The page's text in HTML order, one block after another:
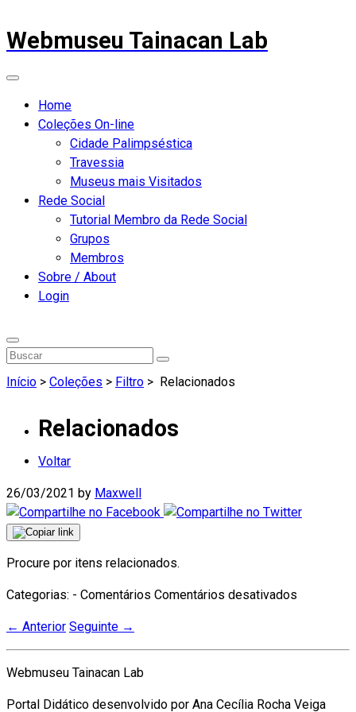
Webmuseu Tainacan Lab
Home
Coleções On-line
Cidade Palimpséstica
Travessia
Museus mais Visitados
Rede Social
Tutorial Membro da Rede Social
Grupos
Membros
Sobre / About
Login
Início > Coleções > Filtro > Relacionados
Relacionados
Voltar
26/03/2021 by Maxwell
Procure por itens relacionados.
Categorias: - Comentários Comentários desativados
← Anterior Seguinte →
Webmuseu Tainacan Lab
Portal Didático desenvolvido por Ana Cecília Rocha Veiga